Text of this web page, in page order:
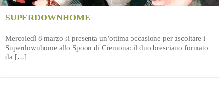
SUPERDOWNHOME
Mercoledì 8 marzo si presenta un’ottima occasione per ascoltare i
Superdownhome allo Spoon di Cremona: il duo bresciano formato
da […]